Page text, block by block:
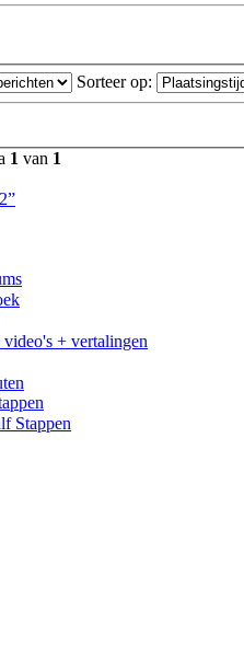
Sorteer op:
1 van 1
+ vertalingen
Stappen